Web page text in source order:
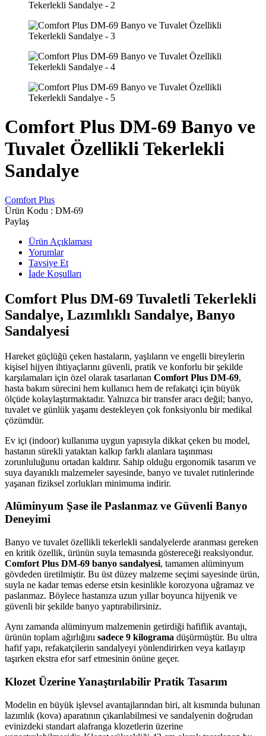
Comfort Plus DM-69 Banyo ve
Tuvalet Özellikli Tekerlekli
Sandalye
Comfort Plus
Ürün Kodu : DM-69
Paylaş
Ürün Açıklaması
Yorumlar
Tavsiye Et
İade Koşulları
Comfort Plus DM-69 Tuvaletli Tekerlekli
Sandalye, Lazımlıklı Sandalye, Banyo
Sandalyesi
Hareket güçlüğü çeken hastaların, yaşlıların ve engelli bireylerin
kişisel hijyen ihtiyaçlarını güvenli, pratik ve konforlu bir şekilde
karşılamaları için özel olarak tasarlanan Comfort Plus DM-69,
hasta bakım sürecini hem kullanıcı hem de refakatçi için büyük
ölçüde kolaylaştırmaktadır. Yalnızca bir transfer aracı değil; banyo,
tuvalet ve günlük yaşamı destekleyen çok fonksiyonlu bir medikal
çözümdür.
Ev içi (indoor) kullanıma uygun yapısıyla dikkat çeken bu model,
hastanın sürekli yataktan kalkıp farklı alanlara taşınması
zorunluluğunu ortadan kaldırır. Sahip olduğu ergonomik tasarım ve
suya dayanıklı malzemeler sayesinde, banyo ve tuvalet rutinlerinde
yaşanan fiziksel zorlukları minimuma indirir.
Alüminyum Şase ile Paslanmaz ve Güvenli Banyo
Deneyimi
Banyo ve tuvalet özellikli tekerlekli sandalyelerde aranması gereken
en kritik özellik, ürünün suyla temasında göstereceği reaksiyondur.
Comfort Plus DM-69 banyo sandalyesi, tamamen alüminyum
gövdeden üretilmiştir. Bu üst düzey malzeme seçimi sayesinde ürün,
suyla ne kadar temas ederse etsin kesinlikle korozyona uğramaz ve
paslanmaz. Böylece hastanıza uzun yıllar boyunca hijyenik ve
güvenli bir şekilde banyo yaptırabilirsiniz.
Aynı zamanda alüminyum malzemenin getirdiği hafiflik avantajı,
ürünün toplam ağırlığını sadece 9 kilograma düşürmüştür. Bu ultra
hafif yapı, refakatçilerin sandalyeyi yönlendirirken veya katlayıp
taşırken ekstra efor sarf etmesinin önüne geçer.
Klozet Üzerine Yanaştırılabilir Pratik Tasarım
Modelin en büyük işlevsel avantajlarından biri, alt kısmında bulunan
lazımlık (kova) aparatının çıkarılabilmesi ve sandalyenin doğrudan
evinizdeki standart alafranga klozetlerin üzerine